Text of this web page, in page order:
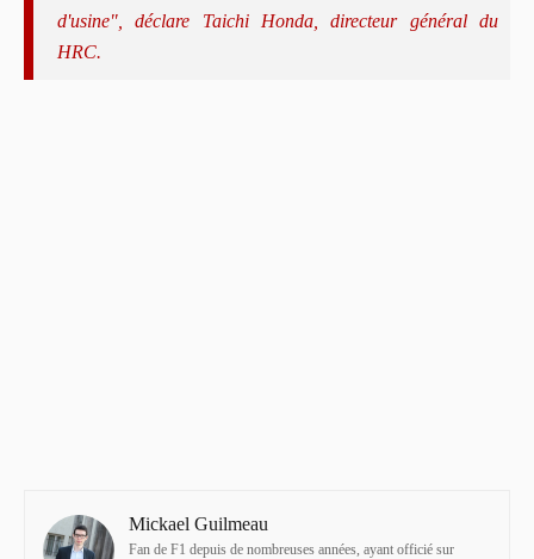
d'usine", déclare Taichi Honda, directeur général du
HRC.
Mickael Guilmeau
Fan de F1 depuis de nombreuses années, ayant officié sur